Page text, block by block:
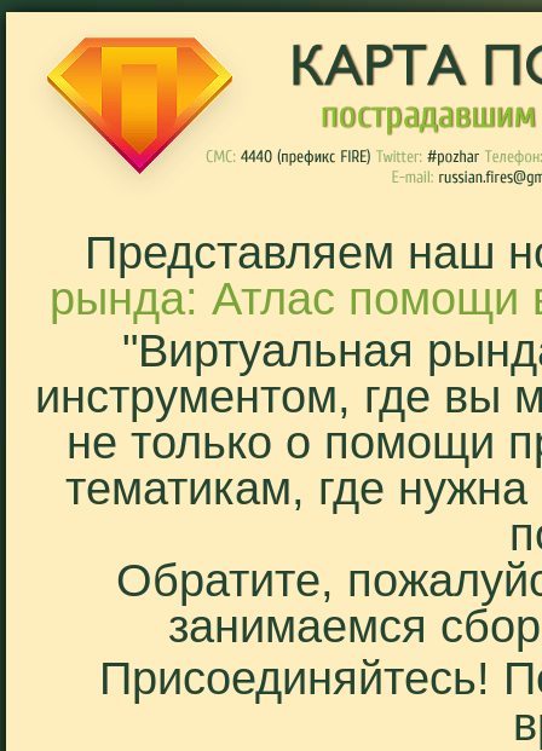
Представляем наш
рында: Атлас помощи
"Виртуальная
инструментом, где вы
не только о помощи
тематикам, где
Обратите,
занимаемся
Присоединяйтесь!